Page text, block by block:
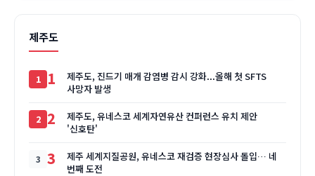
제주도
1
제주도, 진드기 매개 감염병 감시 강화...올해 첫 SFTS
사망자 발생
2
제주도, 유네스코 세계자연유산 컨퍼런스 유치 제안
'신호탄'
3
제주 세계지질공원, 유네스코 재검증 현장심사 돌입… 네
번째 도전